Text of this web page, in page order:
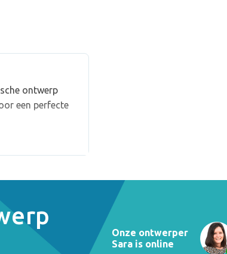
ontwerp
een perfecte
Onze ontwerper
Sara is online